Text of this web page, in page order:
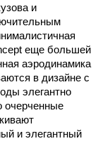
и
еще большей
аэродинамика
в дизайне с
элегантно
очерченные
и элегантный